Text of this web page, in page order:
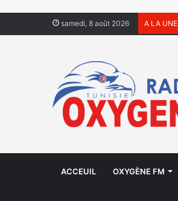
samedi, 8 août 2026 A LA UNE
ACCEUIL OXYGÈNE FM